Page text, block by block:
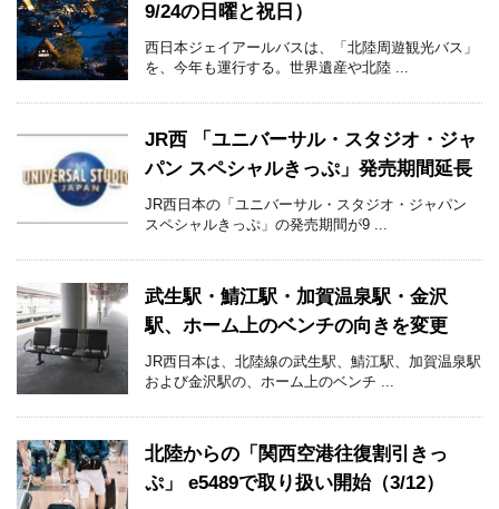
9/24の日曜と祝日）
西日本ジェイアールバスは、「北陸周遊観光バス」
を、今年も運行する。世界遺産や北陸 ...
JR西 「ユニバーサル・スタジオ・ジャ
パン スペシャルきっぷ」発売期間延長
JR西日本の「ユニバーサル・スタジオ・ジャパン
スペシャルきっぷ」の発売期間が9 ...
武生駅・鯖江駅・加賀温泉駅・金沢
駅、ホーム上のベンチの向きを変更
JR西日本は、北陸線の武生駅、鯖江駅、加賀温泉駅
および金沢駅の、ホーム上のベンチ ...
北陸からの「関西空港往復割引きっ
ぷ」 e5489で取り扱い開始（3/12）